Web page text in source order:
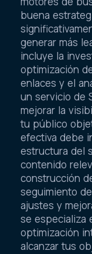
buena
generar más
incluye la
optimización
enlaces y el
un servicio de
mejorar la
tu público
efectiva debe
estructura del
contenido
construcción
seguimiento
ajustes y
se especializa
optimización
alcanzar tus